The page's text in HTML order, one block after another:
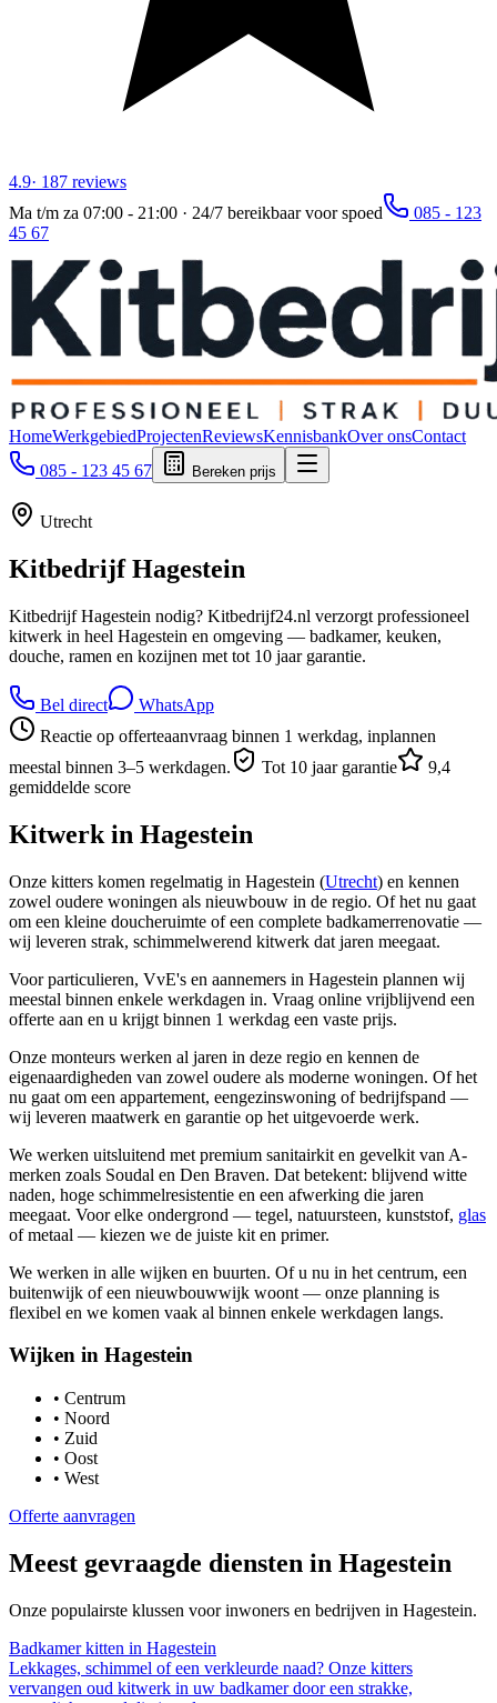
4.9· 187 reviews
Ma t/m za 07:00 - 21:00 · 24/7 bereikbaar voor spoed
085 - 123
45 67
HomeWerkgebiedProjectenReviewsKennisbankOver onsContact
085 - 123 45 67
Bereken prijs
Utrecht
KitbedrijfHagestein
Kitbedrijf Hagestein nodig? Kitbedrijf24.nl verzorgt professioneel
kitwerk in heel Hagestein en omgeving — badkamer, keuken,
douche, ramen en kozijnen met tot 10 jaar garantie.
Bel direct
WhatsApp
Reactie op offerteaanvraag binnen 1 werkdag, inplannen
meestal binnen 3–5 werkdagen.
Tot 10 jaar garantie
9,4
gemiddelde score
Kitwerk in Hagestein
Onze kitters komen regelmatig in Hagestein (Utrecht) en kennen
zowel oudere woningen als nieuwbouw in de regio. Of het nu gaat
om een kleine doucheruimte of een complete badkamerrenovatie —
wij leveren strak, schimmelwerend kitwerk dat jaren meegaat.
Voor particulieren, VvE's en aannemers in Hagestein plannen wij
meestal binnen enkele werkdagen in. Vraag online vrijblijvend een
offerte aan en u krijgt binnen 1 werkdag een vaste prijs.
Onze monteurs werken al jaren in deze regio en kennen de
eigenaardigheden van zowel oudere als moderne woningen. Of het
nu gaat om een appartement, eengezinswoning of bedrijfspand —
wij leveren maatwerk en garantie op het uitgevoerde werk.
We werken uitsluitend met premium sanitairkit en gevelkit van A-
merken zoals Soudal en Den Braven. Dat betekent: blijvend witte
naden, hoge schimmelresistentie en een afwerking die jaren
meegaat. Voor elke ondergrond — tegel, natuursteen, kunststof, glas
of metaal — kiezen we de juiste kit en primer.
We werken in alle wijken en buurten. Of u nu in het centrum, een
buitenwijk of een nieuwbouwwijk woont — onze planning is
flexibel en we komen vaak al binnen enkele werkdagen langs.
Wijken in Hagestein
• Centrum
• Noord
• Zuid
• Oost
• West
Offerte aanvragen
Meest gevraagde diensten in Hagestein
Onze populairste klussen voor inwoners en bedrijven in Hagestein.
Badkamer kitten in Hagestein
Lekkages, schimmel of een verkleurde naad? Onze kitters
vervangen oud kitwerk in uw badkamer door een strakke,